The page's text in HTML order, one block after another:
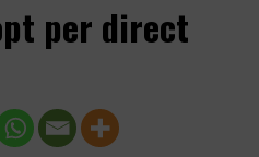
per direct